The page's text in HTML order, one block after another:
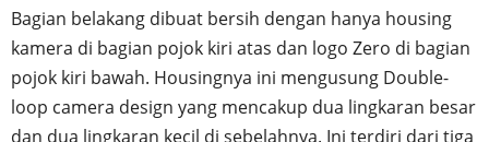
Bagian belakang dibuat bersih dengan hanya housing
kamera di bagian pojok kiri atas dan logo Zero di bagian
pojok kiri bawah. Housingnya ini mengusung Double-
loop camera design yang mencakup dua lingkaran besar
dan dua lingkaran kecil di sebelahnya. Ini terdiri dari tiga